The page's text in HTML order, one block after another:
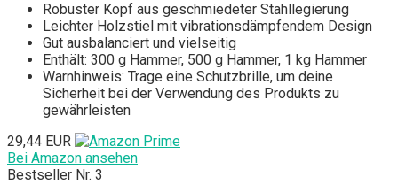
Robuster Kopf aus geschmiedeter Stahllegierung
Leichter Holzstiel mit vibrationsdämpfendem Design
Gut ausbalanciert und vielseitig
Enthält: 300 g Hammer, 500 g Hammer, 1 kg Hammer
Warnhinweis: Trage eine Schutzbrille, um deine
Sicherheit bei der Verwendung des Produkts zu
gewährleisten
29,44 EUR
Bei Amazon ansehen
Bestseller Nr. 3